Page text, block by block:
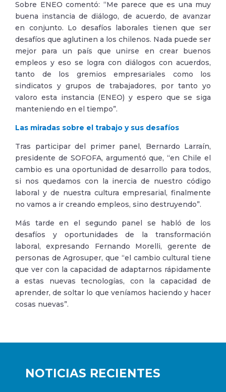
NOTICIAS RECIENTES
Sobre ENEO comentó: “Me parece que es una muy
buena instancia de diálogo, de acuerdo, de avanzar
en conjunto. Lo desafíos laborales tienen que ser
desafíos que aglutinen a los chilenos. Nada puede ser
mejor para un país que unirse en crear buenos
empleos y eso se logra con diálogos con acuerdos,
tanto de los gremios empresariales como los
sindicatos y grupos de trabajadores, por tanto yo
valoro esta instancia (ENEO) y espero que se siga
manteniendo en el tiempo”.
Las miradas sobre el trabajo y sus desafíos
Tras participar del primer panel, Bernardo Larraín,
presidente de SOFOFA, argumentó que, “en Chile el
cambio es una oportunidad de desarrollo para todos,
si nos quedamos con la inercia de nuestro código
laboral y de nuestra cultura empresarial, finalmente
no vamos a ir creando empleos, sino destruyendo”.
Más tarde en el segundo panel se habló de los
desafíos y oportunidades de la transformación
laboral, expresando Fernando Morelli, gerente de
personas de Agrosuper, que “el cambio cultural tiene
que ver con la capacidad de adaptarnos rápidamente
a estas nuevas tecnologías, con la capacidad de
aprender, de soltar lo que veníamos haciendo y hacer
cosas nuevas”.